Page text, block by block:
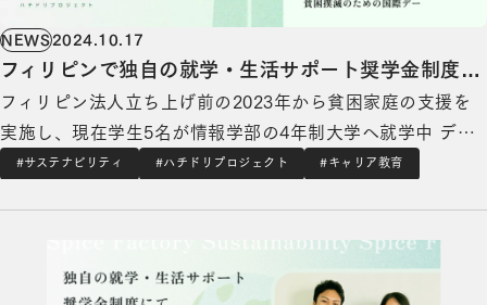
NEWS2024.10.17
フィリピンで独自の就学・生活サポート奨学金制度
2024～貧困撲滅のための国際デー(International
Day for the Eradication of Poverty)～
フィリピン法人立ち上げ前の2023年から貧困家庭の支援を
実施し、現在学生5名が情報学部の4年制大学へ就学中 デジ
タル・トランスフォーメーションを⽀援するスパイスファク
子どもに対する独自の就学・生活サポー…
#サステナビリティ #ハチドリプロジェクト #キャリア教育